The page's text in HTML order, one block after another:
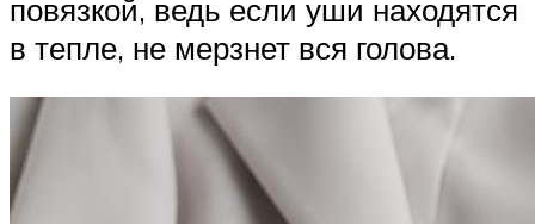
повязкой, ведь если уши находятся
в тепле, не мерзнет вся голова.